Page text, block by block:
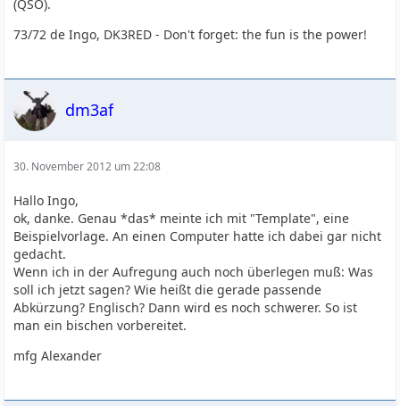
(QSO).
73/72 de Ingo, DK3RED - Don't forget: the fun is the power!
dm3af
30. November 2012 um 22:08
Hallo Ingo,
ok, danke. Genau *das* meinte ich mit "Template", eine
Beispielvorlage. An einen Computer hatte ich dabei gar nicht
gedacht.
Wenn ich in der Aufregung auch noch überlegen muß: Was
soll ich jetzt sagen? Wie heißt die gerade passende
Abkürzung? Englisch? Dann wird es noch schwerer. So ist
man ein bischen vorbereitet.
mfg Alexander